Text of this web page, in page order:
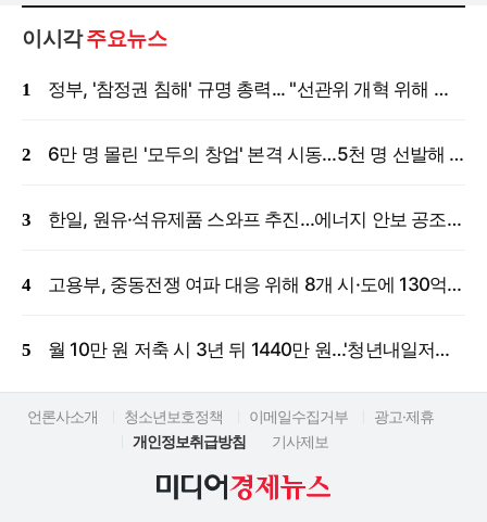
이시각주요뉴스
정부, '참정권 침해' 규명 총력... "선관위 개혁 위해 국정조사 등 모든 조치"
6만 명 몰린 '모두의 창업' 본격 시동…5천 명 선발해 밀착 지원
한일, 원유·석유제품 스와프 추진…에너지 안보 공조 강화
고용부, 중동전쟁 여파 대응 위해 8개 시·도에 130억 원 긴급 투입
월 10만 원 저축 시 3년 뒤 1440만 원…'청년내일저축계좌' 신규 모집
언론사소개 청소년보호정책 이메일수집거부
광고·제휴
개인정보취급방침
기사제보